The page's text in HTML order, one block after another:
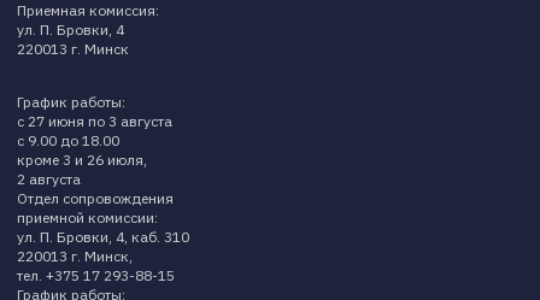
Приемная комиссия:
ул. П. Бровки, 4
220013 г. Минск
График работы:
с 27 июня по 3 августа
с 9.00 до 18.00
кроме 3 и 26 июля,
2 августа
Отдел сопровождения
приемной комиссии:
ул. П. Бровки, 4, каб. 310
220013 г. Минск,
тел. +375 17 293-88-15
График работы: